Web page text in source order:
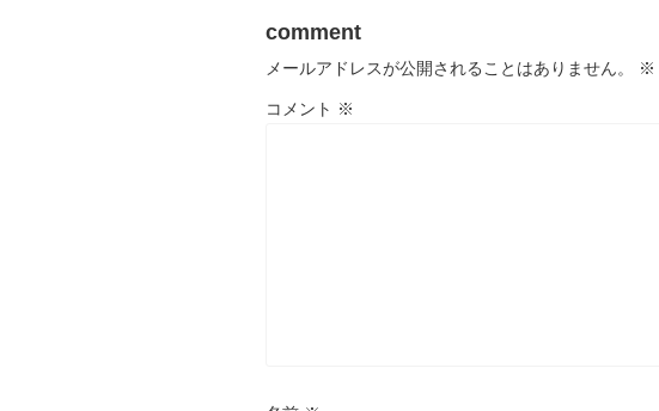
comment
メールアドレスが公開されることはありません。 ※
コメント ※